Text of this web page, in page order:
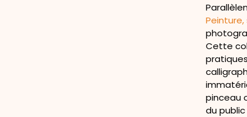
Cette
pinceau
du